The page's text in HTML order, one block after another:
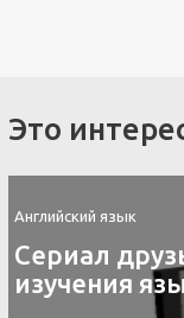
Это
Английский язык
Контакты
английского